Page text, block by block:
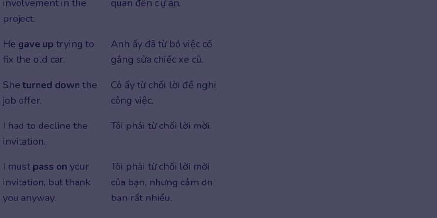
involvement in the
project.
quan đến dự án.
He gave up trying to
fix the old car.
Anh ấy đã từ bỏ việc cố
gắng sửa chiếc xe cũ.
She turned down the
job offer.
Cô ấy từ chối lời đề nghị
công việc.
I had to decline the
invitation.
Tôi phải từ chối lời mời.
I must pass on your
invitation, but thank
you anyway.
Tôi phải từ chối lời mời
của bạn, nhưng cảm ơn
bạn rất nhiều.